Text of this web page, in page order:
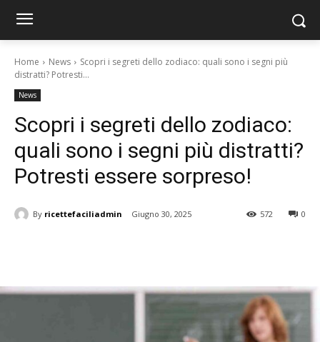
Home News
Scopri i segreti dello zodiaco: quali sono i segni più
distratti? Potresti...
News
Scopri i segreti dello zodiaco:
quali sono i segni più distratti?
Potresti essere sorpreso!
By ricettefaciliadmin Giugno 30, 2025 0
572